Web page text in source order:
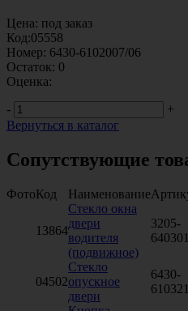
Цена: под заказ
Код:05558
Номер: 6430-6102007/06
Остаток: 0
Оценка:
-
+
Вернуться в каталог
Сопутствующие
ФотоКод Наименование
13864
Стекло окна
двери
водителя
(подвижное)
3205-
04502
Стекло
опускное
двери
6430-